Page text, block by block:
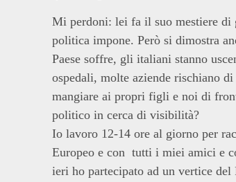
Mi perdoni: lei fa il suo mestiere di
politica impone. Però si dimostra
Paese soffre, gli italiani stanno
ospedali, molte aziende rischiano
mangiare ai propri figli e noi di
politico in cerca di visibilità?
Io lavoro 12-14 ore al giorno per
Europeo e con tutti i miei amici e
ieri ho partecipato ad un vertice